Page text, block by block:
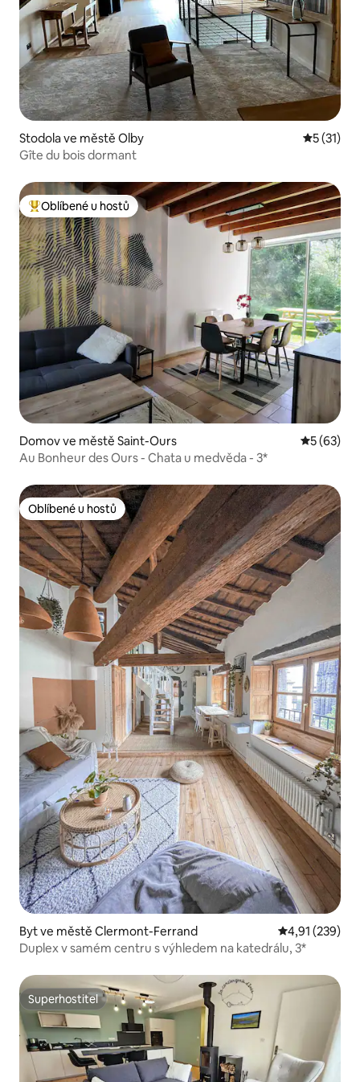
Stodola ve městě Olby
5 (31)
Gîte du bois dormant
Nejlepší v kategorii Oblíbené u hostů
Oblíbené u hostů
Domov ve městě Saint-Ours Průměrné
5 (63)
Au Bonheur des Ours - Chata u medvěda - 3*
Oblíbené u hostů
Oblíbené u hostů
Byt ve městě Clermont-Ferrand Průměrné
4,91 (239)
Duplex v samém centru s výhledem na katedrálu, 3*
Superhostitel
Superhostitel